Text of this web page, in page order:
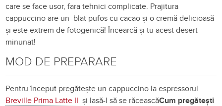
care se face usor, fara tehnici complicate. Prajitura
cappuccino are un blat pufos cu cacao și o cremă delicioasă
și este extrem de fotogenică! Încearcă și tu acest desert
minunat!
MOD DE PREPARARE
Pentru început pregătește un cappuccino la espressorul
Breville Prima Latte II și lasă-l să se răceascăCum pregătești